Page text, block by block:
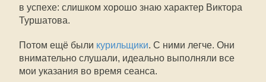
в успехе: слишком хорошо знаю характер Виктора
Туршатова.
Потом ещё были курильщики. С ними легче. Они
внимательно слушали, идеально выполняли все
мои указания во время сеанса.